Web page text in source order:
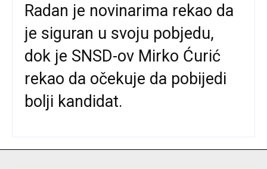
Radan je novinarima rekao da
je siguran u svoju pobjedu,
dok je SNSD-ov Mirko Ćurić
rekao da očekuje da pobijedi
bolji kandidat.